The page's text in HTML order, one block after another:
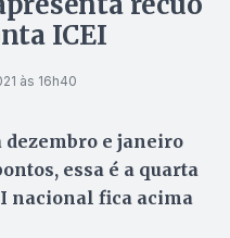
ICEI
às 16h40
dezembro e janeiro
essa é a quarta
nacional fica acima